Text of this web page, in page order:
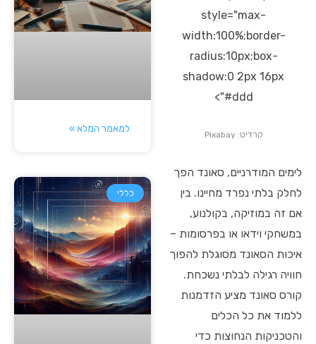
style="max-
width:100%;border-
radius:10px;box-
shadow:0 2px 16px
#ddd">
קרדיט: Pixabay
לימים המודרניים, סאונד הפך
לחלק בלתי נפרד מחיינו. בין
אם זה במוזיקה, בקולנוע,
במשחקי וידאו או בפרסומות –
איכות הסאונד מסוגלת להפוך
חוויה רגילה לבלתי נשכחת.
קורס סאונד מציע הזדמנות
ללמוד את כל הכלים
והטכניקות הנחוצות כדי
למאמר המלא »
כללי